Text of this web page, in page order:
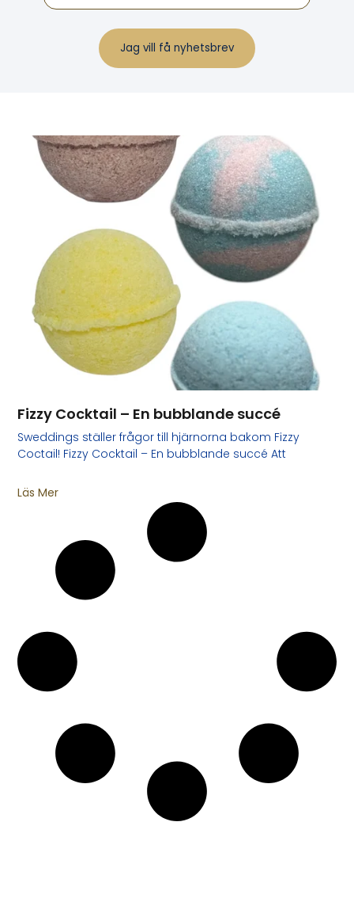
Fizzy Cocktail – En bubblande succé
Sweddings ställer frågor till hjärnorna bakom Fizzy
Coctail! Fizzy Cocktail – En bubblande succé Att
Läs Mer